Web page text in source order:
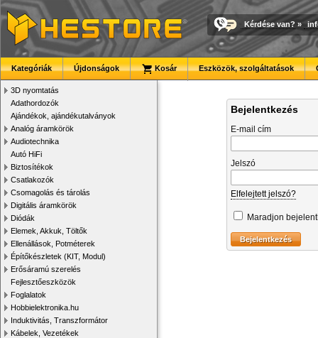
Kérdése van? »
Kategóriák Újdonságok Kosár Eszközök, szolgáltatások
3D nyomtatás
Adathordozók
Ajándékok, ajándékutalványok
Analóg áramkörök
Audiotechnika
Autó HiFi
Biztosítékok
Csatlakozók
Csomagolás és tárolás
Digitális áramkörök
Diódák
Elemek, Akkuk, Töltők
Ellenállások, Potméterek
Építőkészletek (KIT, Modul)
Erősáramú szerelés
Fejlesztőeszközök
Foglalatok
Hobbielektronika.hu
Induktivitás, Transzformátor
Kábelek, Vezetékek
Bejelentkezés
E-mail cím
Jelszó
Elfelejtett jelszó?
Maradjon